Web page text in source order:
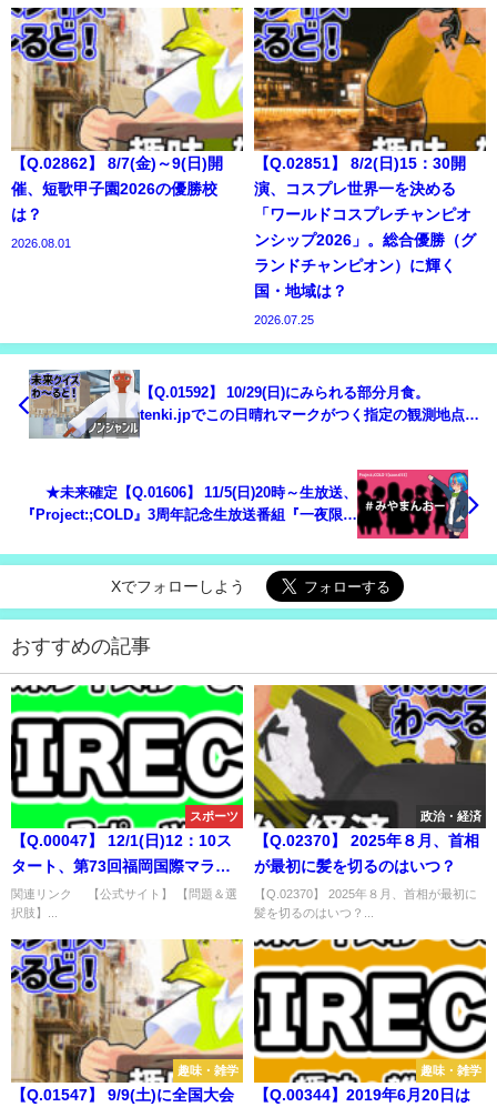
【Q.02862】 8/7(金)～9(日)開
催、短歌甲子園2026の優勝校
は？
2026.08.01
【Q.02851】 8/2(日)15：30開
演、コスプレ世界一を決める
「ワールドコスプレチャンピオ
ンシップ2026」。総合優勝（グ
ランドチャンピオン）に輝く
国・地域は？
2026.07.25
【Q.01592】 10/29(日)にみられる部分月食。
tenki.jpでこの日晴れマークがつく指定の観測地点
★未来確定【Q.01606】 11/5(日)20時～生放送、
『Project:;COLD』3周年記念生放送番組『一夜限り
に発言するのは？
Xでフォローしよう
おすすめの記事
スポーツ
【Q.00047】 12/1(日)12：10ス
タート、第73回福岡国際マラソ
ン。 優勝者は？
関連リンク 【公式サイト】 【問題＆選
択肢】...
政治・経済
【Q.02370】 2025年８月、首相
が最初に髪を切るのはいつ？
【Q.02370】 2025年８月、首相が最初に
髪を切るのはいつ？...
趣味・雑学
【Q.01547】 9/9(土)に全国大会
趣味・雑学
【Q.00344】2019年6月20日は